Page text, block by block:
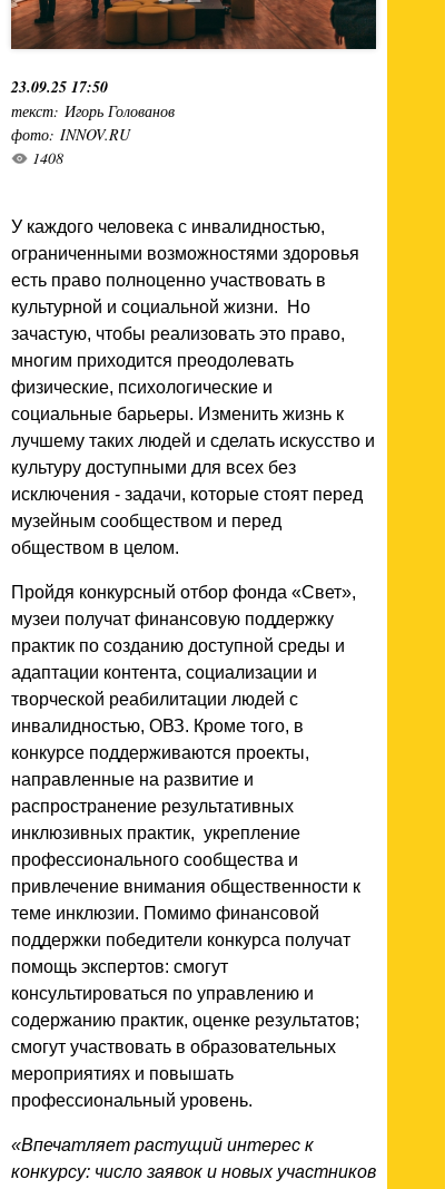
23.09.25 17:50
текст: Игорь Голованов
фото: INNOV.RU
1408
У каждого человека с инвалидностью,
ограниченными возможностями здоровья
есть право полноценно участвовать в
культурной и социальной жизни. Но
зачастую, чтобы реализовать это право,
многим приходится преодолевать
физические, психологические и
социальные барьеры. Изменить жизнь к
лучшему таких людей и сделать искусство и
культуру доступными для всех без
исключения - задачи, которые стоят перед
музейным сообществом и перед
обществом в целом.
Пройдя конкурсный отбор фонда «Свет»,
музеи получат финансовую поддержку
практик по созданию доступной среды и
адаптации контента, социализации и
творческой реабилитации людей с
инвалидностью, ОВЗ. Кроме того, в
конкурсе поддерживаются проекты,
направленные на развитие и
распространение результативных
инклюзивных практик, укрепление
профессионального сообщества и
привлечение внимания общественности к
теме инклюзии. Помимо финансовой
поддержки победители конкурса получат
помощь экспертов: смогут
консультироваться по управлению и
содержанию практик, оценке результатов;
смогут участвовать в образовательных
мероприятиях и повышать
профессиональный уровень.
«Впечатляет растущий интерес к
конкурсу: число заявок и новых участников